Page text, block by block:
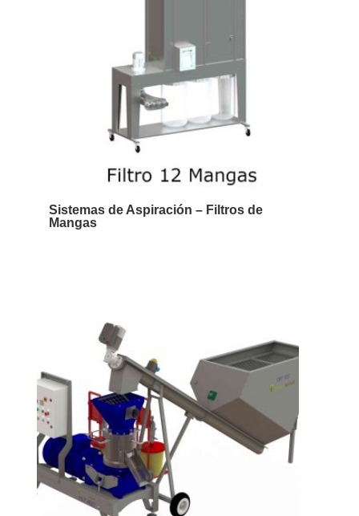
Sistemas de Aspiración – Filtros de
Mangas